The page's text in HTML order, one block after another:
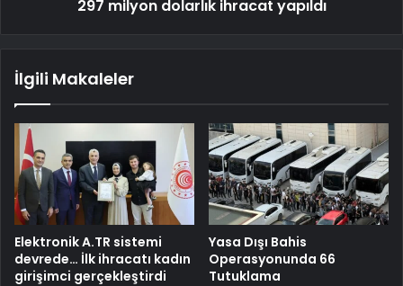
297 milyon dolarlık ihracat yapıldı
İlgili Makaleler
Elektronik A.TR sistemi
devrede… İlk ihracatı kadın
girişimci gerçekleştirdi
Yasa Dışı Bahis
Operasyonunda 66
Tutuklama